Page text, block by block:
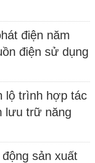
điện năm
điện sử dụng
lộ trình hợp tác
lưu trữ năng
sản xuất